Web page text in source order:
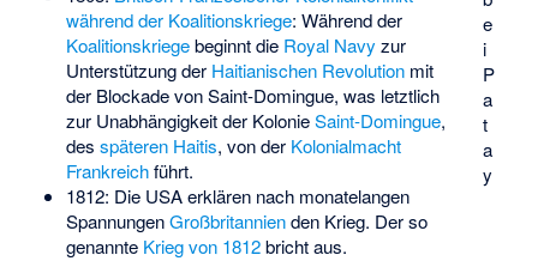
e
i
P
a
t
a
y
während der Koalitionskriege: Während der
Koalitionskriegebeginnt die Royal Navy zur
Unterstützung der Haitianischen Revolutionmit
der Blockade von Saint-Domingue, was letztlich
zur Unabhängigkeit der KolonieSaint-Domingue,
des späteren Haitis, von der Kolonialmacht
Frankreichführt.
1812: Die USA erklären nach monatelangen
SpannungenGroßbritannienden Krieg. Der so
genannte Krieg von 1812bricht aus.